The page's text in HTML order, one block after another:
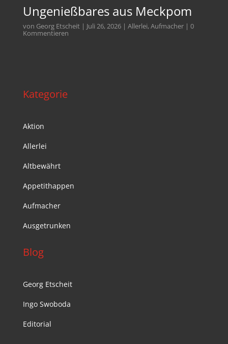
Ungenießbares aus Meckpom
von Georg Etscheit| Juli 26, 2026| Allerlei,Aufmacher| 0
Kommentieren
Kategorie
Aktion
Allerlei
Altbewährt
Appetithappen
Aufmacher
Ausgetrunken
Blog
Georg Etscheit
Ingo Swoboda
Editorial